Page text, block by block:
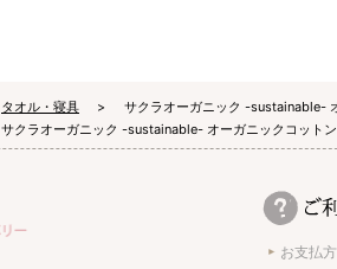
タオル・寝具
サクラオーガニック -sustainable-
サクラオーガニック -sustainable- オーガニックコット
お支払